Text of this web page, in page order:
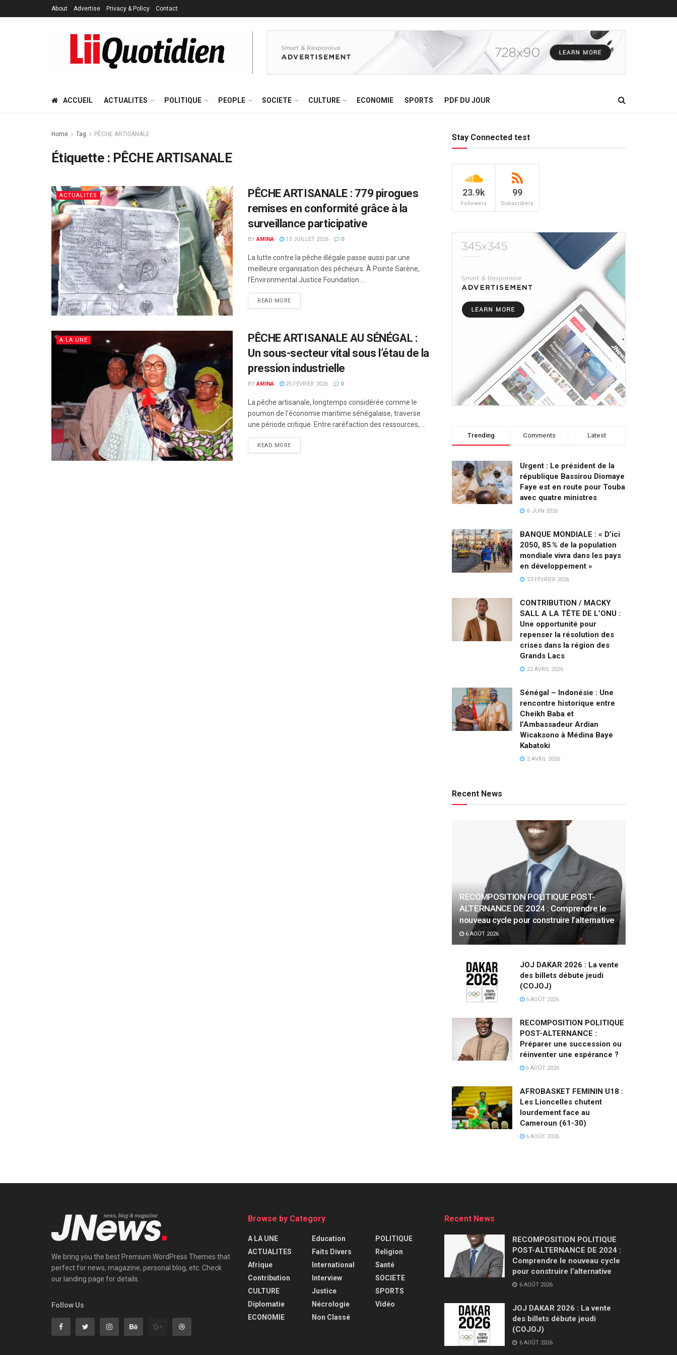
About Advertise Privacy & Policy Contact
ACCUEIL ACTUALITES POLITIQUE PEOPLE SOCIETE CULTURE ECONOMIE SPORTS PDF DU JOUR
Home Tag PÊCHE ARTISANALE
Étiquette : PÊCHE ARTISANALE
ACTUALITES
PÊCHE ARTISANALE : 779 pirogues
remises en conformité grâce à la
surveillance participative
BY AMINA 13 JUILLET 2026 0
La lutte contre la pêche illégale passe aussi par une
meilleure organisation des pêcheurs. À Pointe Sarène,
l'Environmental Justice Foundation ...
READ MORE
A LA UNE
PÊCHE ARTISANALE AU SÉNÉGAL :
Un sous-secteur vital sous l’étau de la
pression industrielle
BY AMINA 25 FÉVRIER 2026 0
La pêche artisanale, longtemps considérée comme le
poumon de l’économie maritime sénégalaise, traverse
une période critique. Entre raréfaction des ressources, ...
READ MORE
Stay Connected test
23.9k
Followers
99
Subscribers
Trending Comments Latest
Urgent : Le président de la
république Bassirou Diomaye
Faye est en route pour Touba
avec quatre ministres
6 JUIN 2026
BANQUE MONDIALE : « D’ici
2050, 85 % de la population
mondiale vivra dans les pays
en développement »
23 FÉVRIER 2026
CONTRIBUTION / MACKY
SALL A LA TÊTE DE L’ONU :
Une opportunité pour
repenser la résolution des
crises dans la région des
Grands Lacs
22 AVRIL 2026
Sénégal – Indonésie : Une
rencontre historique entre
Cheikh Baba et
l’Ambassadeur Ardian
Wicaksono à Médina Baye
Kabatoki
2 AVRIL 2026
Recent News
RECOMPOSITION POLITIQUE POST-
ALTERNANCE DE 2024 : Comprendre le
nouveau cycle pour construire l’alternative
6 AOÛT 2026
JOJ DAKAR 2026 : La vente
des billets débute jeudi
(COJOJ)
6 AOÛT 2026
RECOMPOSITION POLITIQUE
POST-ALTERNANCE :
Préparer une succession ou
réinventer une espérance ?
6 AOÛT 2026
AFROBASKET FEMININ U18 :
Les Lioncelles chutent
lourdement face au
Cameroun (61-30)
6 AOÛT 2026
We bring you the best Premium WordPress Themes that
perfect for news, magazine, personal blog, etc. Check
our landing page for details.
Follow Us
Browse by Category
A LA UNE
ACTUALITES
Afrique
Contribution
CULTURE
Diplomatie
ECONOMIE
Education
Faits Divers
International
Interview
Justice
Nécrologie
Non Classé
POLITIQUE
Religion
Santé
SOCIETE
SPORTS
Vidéo
Recent News
RECOMPOSITION POLITIQUE
POST-ALTERNANCE DE 2024 :
Comprendre le nouveau cycle
pour construire l’alternative
6 AOÛT 2026
JOJ DAKAR 2026 : La vente
des billets débute jeudi
(COJOJ)
6 AOÛT 2026